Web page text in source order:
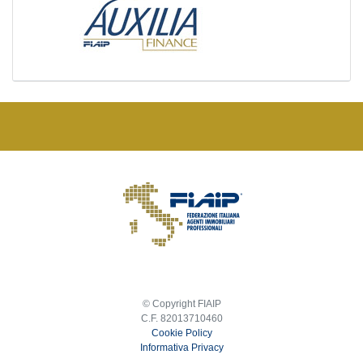
© Copyright FIAIP
C.F. 82013710460
Cookie Policy
Informativa Privacy